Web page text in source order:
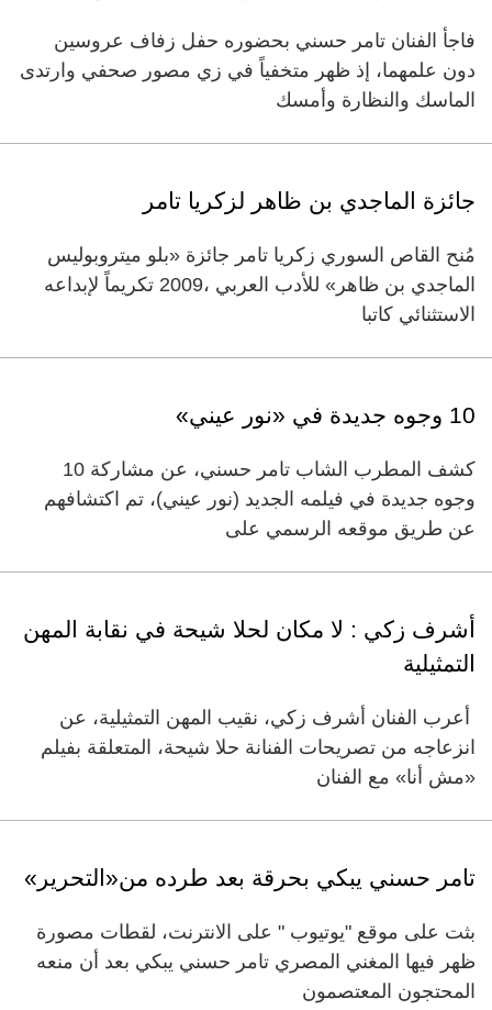
فاجأ الفنان تامر حسني بحضوره حفل زفاف عروسين
دون علمهما، إذ ظهر متخفياً في زي مصور صحفي وارتدى
الماسك والنظارة وأمسك
جائزة الماجدي بن ظاهر لزكريا تامر
مُنح القاص السوري زكريا تامر جائزة «بلو ميتروبوليس
الماجدي بن ظاهر» للأدب العربي ،2009 تكريماً لإبداعه
الاستثنائي كاتبا
10 وجوه جديدة في «نور عيني»
كشف المطرب الشاب تامر حسني، عن مشاركة 10
وجوه جديدة في فيلمه الجديد (نور عيني)، تم اكتشافهم
عن طريق موقعه الرسمي على
أشرف زكي : لا مكان لحلا شيحة في نقابة المهن
التمثيلية
أعرب الفنان أشرف زكي، نقيب المهن التمثيلية، عن
انزعاجه من تصريحات الفنانة حلا شيحة، المتعلقة بفيلم
«مش أنا» مع الفنان
تامر حسني يبكي بحرقة بعد طرده من«التحرير»
بثت على موقع "يوتيوب " على الانترنت، لقطات مصورة
ظهر فيها المغني المصري تامر حسني يبكي بعد أن منعه
المحتجون المعتصمون